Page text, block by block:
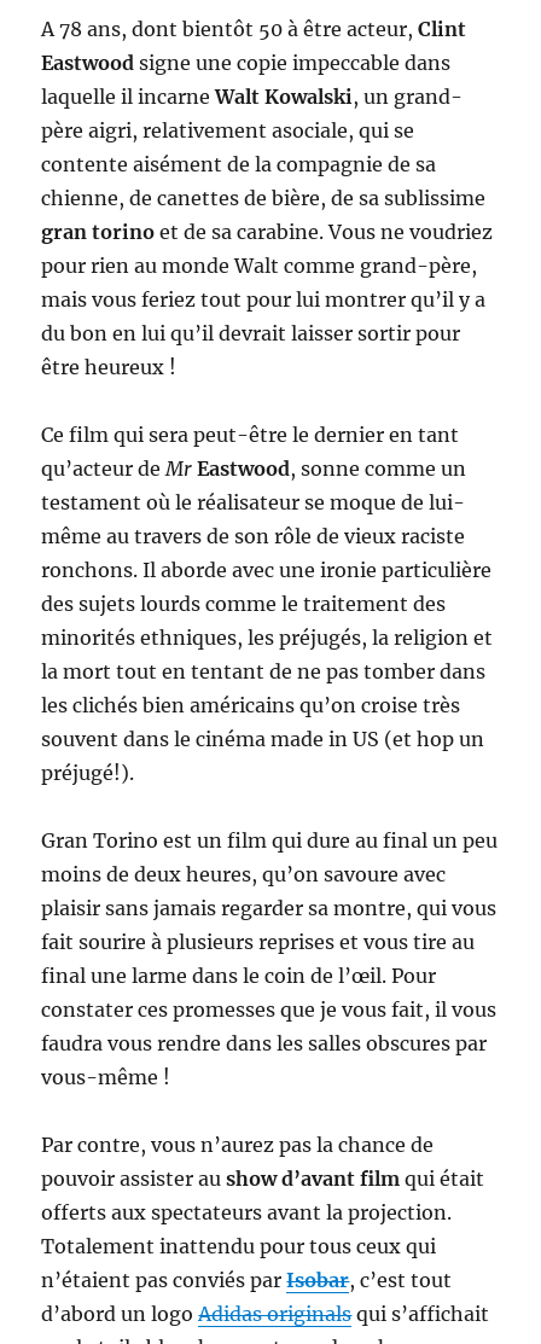
A 78 ans, dont bientôt 50 à être acteur,Clint
Eastwood signe une copie impeccable dans
laquelle il incarneWalt Kowalski , un grand-
père aigri, relativement asociale, qui se
contente aisément de la compagnie de sa
chienne, de canettes de bière, de sa sublissime
gran torino et de sa carabine. Vous ne voudriez
pour rien au monde Walt comme grand-père,
mais vous feriez tout pour lui montrer qu’il y a
du bon en lui qu’il devrait laisser sortir pour
être heureux !
Ce film qui sera peut-être le dernier en tant
qu’acteur de Mr Eastwood, sonne comme un
testament où le réalisateur se moque de lui-
même au travers de son rôle de vieux raciste
ronchons. Il aborde avec une ironie particulière
des sujets lourds comme le traitement des
minorités ethniques, les préjugés, la religion et
la mort tout en tentant de ne pas tomber dans
les clichés bien américains qu’on croise très
souvent dans le cinéma made in US (et hop un
préjugé!).
Gran Torino est un film qui dure au final un peu
moins de deux heures, qu’on savoure avec
plaisir sans jamais regarder sa montre, qui vous
fait sourire à plusieurs reprises et vous tire au
final une larme dans le coin de l’œil. Pour
constater ces promesses que je vous fait, il vous
faudra vous rendre dans les salles obscures par
vous-même !
Par contre, vous n’aurez pas la chance de
pouvoir assister aushow d’avant film qui était
offerts aux spectateurs avant la projection.
Totalement inattendu pour tous ceux qui
n’étaient pas conviés parIsobar, c’est tout
d’abord un logoAdidas originalsqui s’affichait